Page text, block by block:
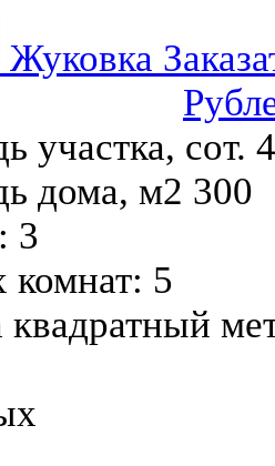
Жуковка
участка, сот.
дома, м2 300
3
5
квадратный